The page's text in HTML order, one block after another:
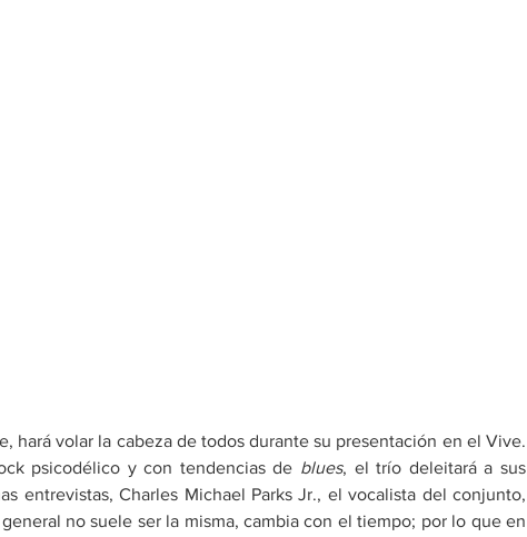
hará volar la cabeza de todos durante su presentación en el Vive.
psicodélico y con tendencias de blues, el trío deleitará a sus
entrevistas, Charles Michael Parks Jr., el vocalista del conjunto,
no suele ser la misma, cambia con el tiempo; por lo que en